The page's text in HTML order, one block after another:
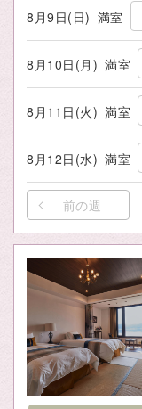
8月9日(日) 満室
8月10日(月) 満室
8月11日(火) 満室
8月12日(水) 満室
前の週